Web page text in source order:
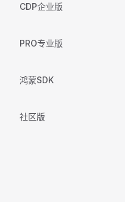
CDP企业版
PRO专业版
鸿蒙SDK
社区版